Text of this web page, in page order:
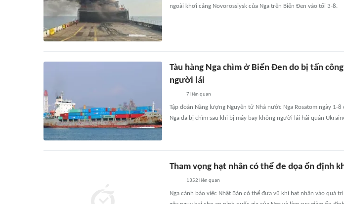
ngoài khơi cảng Novorossiysk của Nga trên Biển Đen vào tối 3-8.
Tàu hàng Nga chìm ở Biển Đen do bị tấn
người lái
7liên quan
Tập đoàn Năng lượng Nguyên tử Nhà nước Nga Rosatom ngày 1-
Nga đã bị chìm sau khi bị máy bay không người lái hải quân
Tham vọng hạt nhân có thể đe dọa ổn định
1352 liên quan
Nga cảnh báo việc Nhật Bản có thể đưa vũ khí hạt nhân vào quá